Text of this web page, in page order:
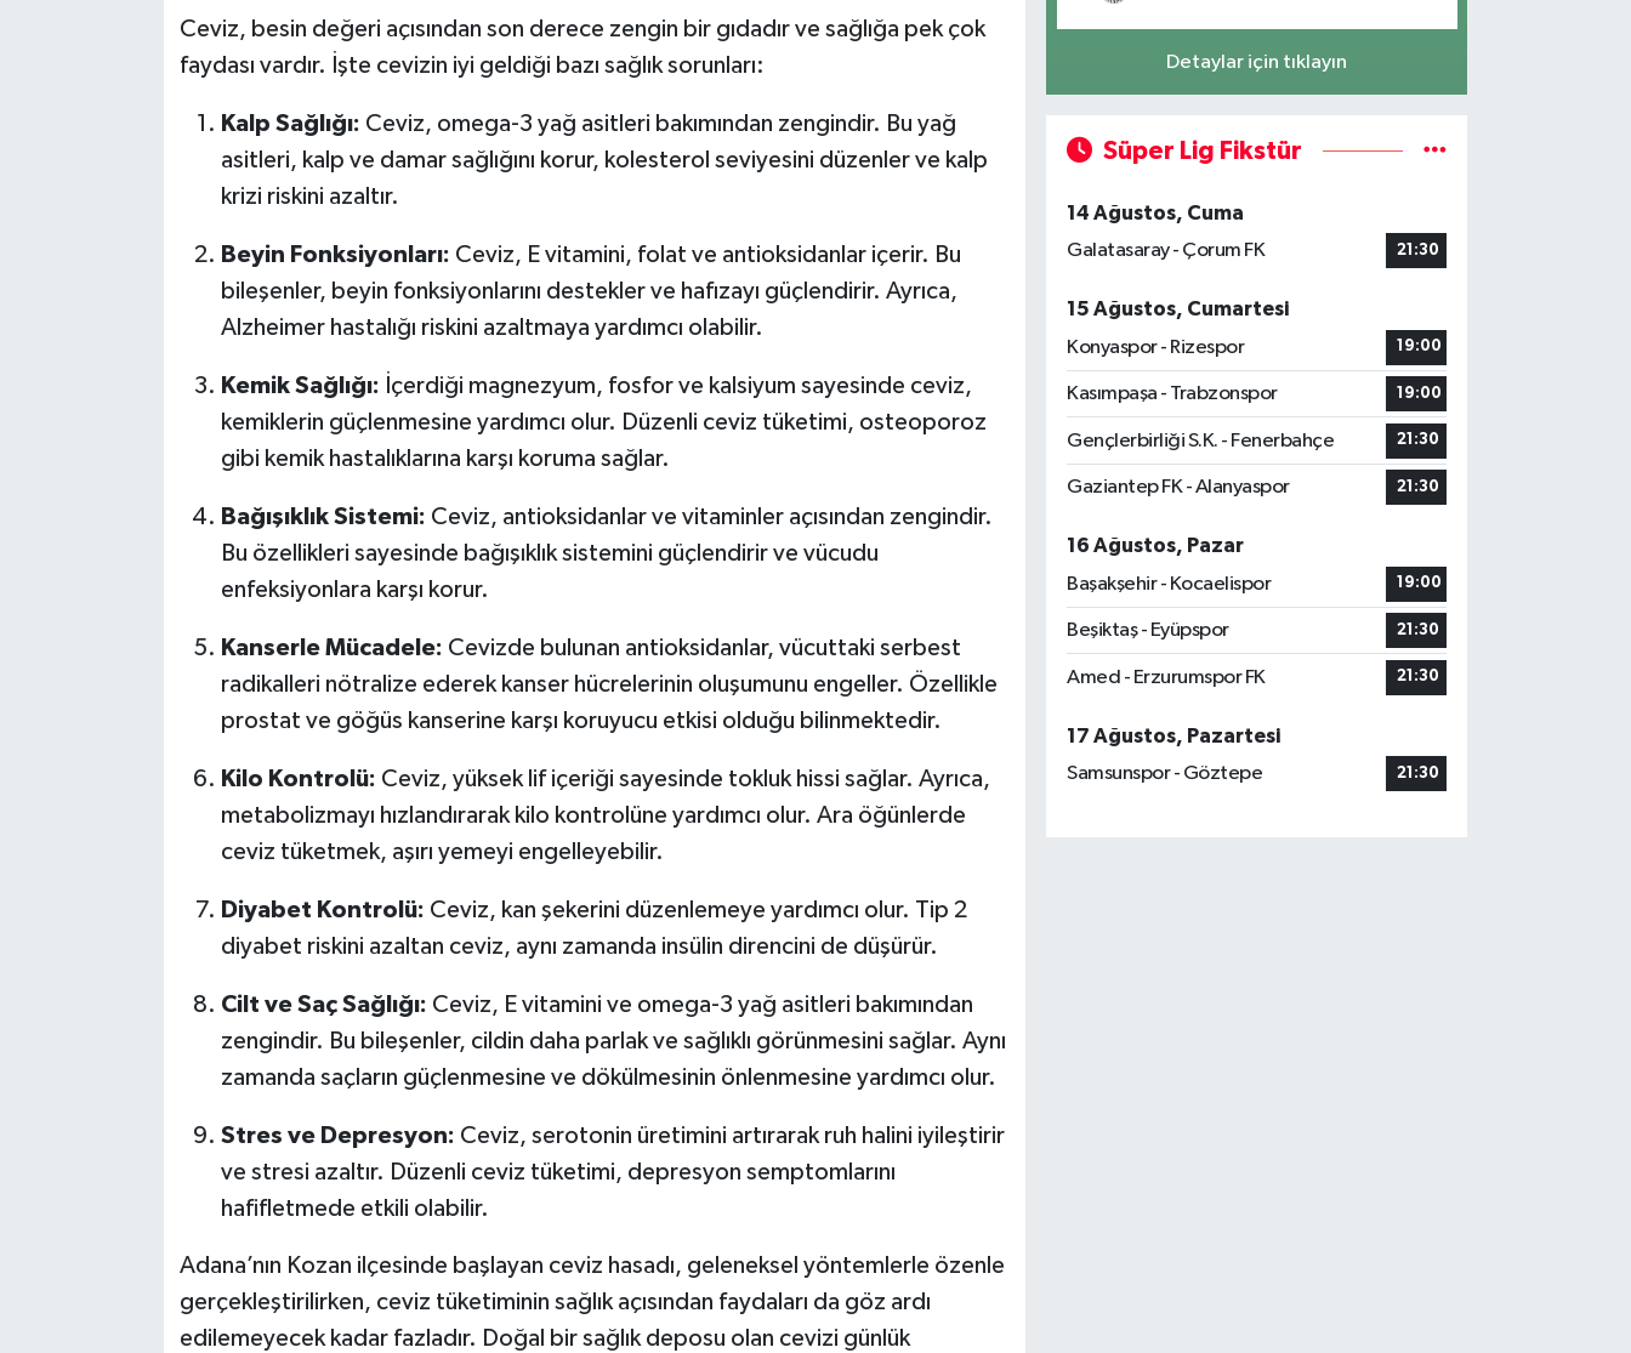
Ceviz, besin değeri açısından son derece zengin bir gıdadır ve sağlığa pek çok
faydası vardır. İşte cevizin iyi geldiği bazı sağlık sorunları:
Kalp Sağlığı: Ceviz, omega-3 yağ asitleri bakımından zengindir. Bu yağ
asitleri, kalp ve damar sağlığını korur, kolesterol seviyesini düzenler ve kalp
krizi riskini azaltır.
Beyin Fonksiyonları: Ceviz, E vitamini, folat ve antioksidanlar içerir. Bu
bileşenler, beyin fonksiyonlarını destekler ve hafızayı güçlendirir. Ayrıca,
Alzheimer hastalığı riskini azaltmaya yardımcı olabilir.
Kemik Sağlığı: İçerdiği magnezyum, fosfor ve kalsiyum sayesinde ceviz,
kemiklerin güçlenmesine yardımcı olur. Düzenli ceviz tüketimi, osteoporoz
gibi kemik hastalıklarına karşı koruma sağlar.
Bağışıklık Sistemi: Ceviz, antioksidanlar ve vitaminler açısından zengindir.
Bu özellikleri sayesinde bağışıklık sistemini güçlendirir ve vücudu
enfeksiyonlara karşı korur.
Kanserle Mücadele: Cevizde bulunan antioksidanlar, vücuttaki serbest
radikalleri nötralize ederek kanser hücrelerinin oluşumunu engeller. Özellikle
prostat ve göğüs kanserine karşı koruyucu etkisi olduğu bilinmektedir.
Kilo Kontrolü: Ceviz, yüksek lif içeriği sayesinde tokluk hissi sağlar. Ayrıca,
metabolizmayı hızlandırarak kilo kontrolüne yardımcı olur. Ara öğünlerde
ceviz tüketmek, aşırı yemeyi engelleyebilir.
Diyabet Kontrolü: Ceviz, kan şekerini düzenlemeye yardımcı olur. Tip 2
diyabet riskini azaltan ceviz, aynı zamanda insülin direncini de düşürür.
Cilt ve Saç Sağlığı: Ceviz, E vitamini ve omega-3 yağ asitleri bakımından
zengindir. Bu bileşenler, cildin daha parlak ve sağlıklı görünmesini sağlar. Aynı
zamanda saçların güçlenmesine ve dökülmesinin önlenmesine yardımcı olur.
Stres ve Depresyon: Ceviz, serotonin üretimini artırarak ruh halini iyileştirir
ve stresi azaltır. Düzenli ceviz tüketimi, depresyon semptomlarını
hafifletmede etkili olabilir.
Adana’nın Kozan ilçesinde başlayan ceviz hasadı, geleneksel yöntemlerle özenle
gerçekleştirilirken, ceviz tüketiminin sağlık açısından faydaları da göz ardı
edilemeyecek kadar fazladır. Doğal bir sağlık deposu olan cevizi günlük
Detaylar için tıklayın
Süper Lig Fikstür
14 Ağustos, Cuma
Galatasaray - Çorum FK
21:30
15 Ağustos, Cumartesi
Konyaspor - Rizespor
19:00
Kasımpaşa - Trabzonspor 19:00
Gençlerbirliği S.K. - Fenerbahçe 21:30
Gaziantep FK - Alanyaspor 21:30
16 Ağustos, Pazar
Başakşehir - Kocaelispor
19:00
Beşiktaş - Eyüpspor 21:30
Amed - Erzurumspor FK 21:30
17 Ağustos, Pazartesi
Samsunspor - Göztepe
21:30